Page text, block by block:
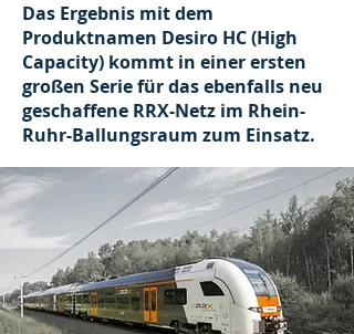
Das Ergebnis mit dem
Produktnamen Desiro HC (High
Capacity) kommt in einer ersten
großen Serie für das ebenfalls neu
geschaffene RRX-Netz im Rhein-
Ruhr-Ballungsraum zum Einsatz.